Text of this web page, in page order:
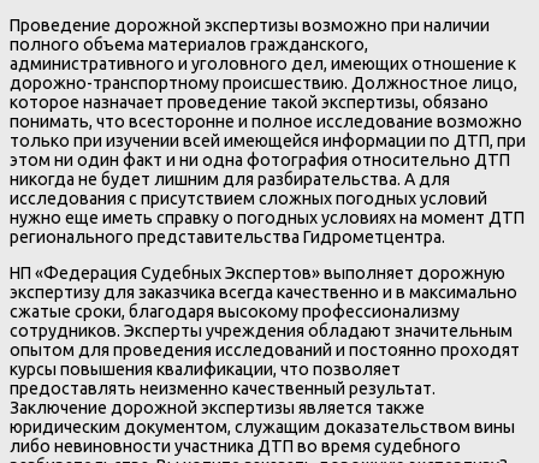
Проведение дорожной экспертизы возможно при наличии
полного объема материалов гражданского,
административного и уголовного дел, имеющих отношение к
дорожно-транспортному происшествию. Должностное лицо,
которое назначает проведение такой экспертизы, обязано
понимать, что всесторонне и полное исследование возможно
только при изучении всей имеющейся информации по ДТП, при
этом ни один факт и ни одна фотография относительно ДТП
никогда не будет лишним для разбирательства. А для
исследования с присутствием сложных погодных условий
нужно еще иметь справку о погодных условиях на момент ДТП
регионального представительства Гидрометцентра.
НП «Федерация Судебных Экспертов» выполняет дорожную
экспертизу для заказчика всегда качественно и в максимально
сжатые сроки, благодаря высокому профессионализму
сотрудников. Эксперты учреждения обладают значительным
опытом для проведения исследований и постоянно проходят
курсы повышения квалификации, что позволяет
предоставлять неизменно качественный результат.
Заключение дорожной экспертизы является также
юридическим документом, служащим доказательством вины
либо невиновности участника ДТП во время судебного